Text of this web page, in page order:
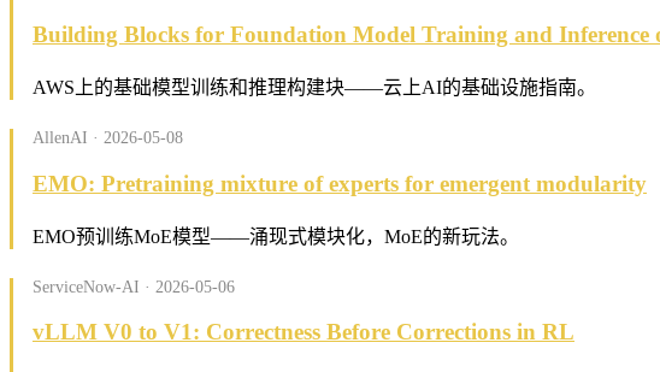
Building Blocks for Foundation Model Training and Inference
AWS上的基础模型训练和推理构建块——云上AI的基础设施指南。
AllenAI · 2026-05-08
EMO: Pretraining mixture of experts for emergent modularity
EMO预训练MoE模型——涌现式模块化，MoE的新玩法。
ServiceNow-AI · 2026-05-06
vLLM V0 to V1: Correctness Before Corrections in RL